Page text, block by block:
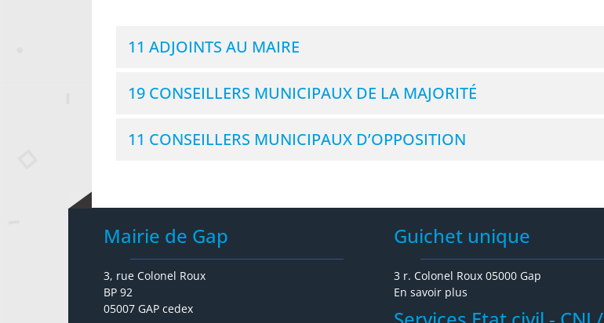
11 ADJOINTS AU MAIRE
19 CONSEILLERS MUNICIPAUX DE LA MAJORITÉ
11 CONSEILLERS MUNICIPAUX D’OPPOSITION
Mairie de Gap
3, rue Colonel Roux
BP 92
05007 GAP cedex
Guichet unique
3 r. Colonel Roux 05000 Gap
En savoir plus